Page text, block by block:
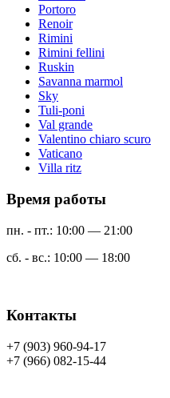
Portoro
Renoir
Rimini
Rimini fellini
Ruskin
Savanna marmol
Sky
Tuli-poni
Val grande
Valentino chiaro scuro
Vaticano
Villa ritz
Время работы
пн. - пт.: 10:00 — 21:00
сб. - вс.: 10:00 — 18:00
Контакты
+7 (903) 960-94-17
+7 (966) 082-15-44